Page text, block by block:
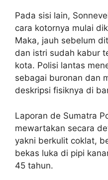
Pada sisi lain,
cara kotornya mulai
Maka, jauh sebelum
dan istri sudah kabur
kota. Polisi lantas
sebagai buronan dan
deskripsi fisiknya di
Laporan de Sumatra
mewartakan secara
yakni berkulit coklat,
bekas luka di pipi
45 tahun.